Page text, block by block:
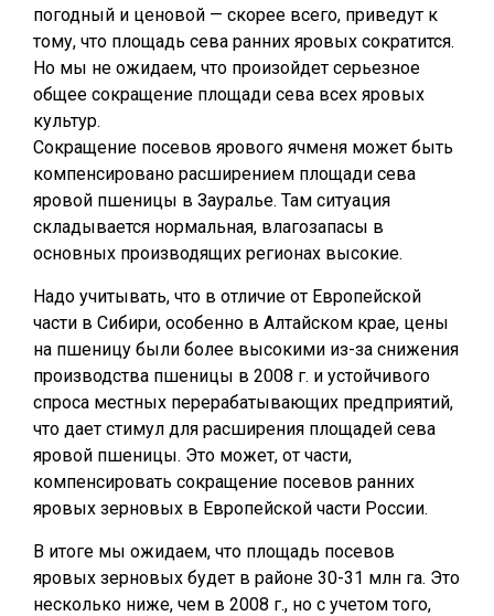
погодный и ценовой — скорее всего, приведут к
тому, что площадь сева ранних яровых сократится.
Но мы не ожидаем, что произойдет серьезное
общее сокращение площади сева всех яровых
культур.
Сокращение посевов ярового ячменя может быть
компенсировано расширением площади сева
яровой пшеницы в Зауралье. Там ситуация
складывается нормальная, влагозапасы в
основных производящих регионах высокие.
Надо учитывать, что в отличие от Европейской
части в Сибири, особенно в Алтайском крае, цены
на пшеницу были более высокими из-за снижения
производства пшеницы в 2008 г. и устойчивого
спроса местных перерабатывающих предприятий,
что дает стимул для расширения площадей сева
яровой пшеницы. Это может, от части,
компенсировать сокращение посевов ранних
яровых зерновых в Европейской части России.
В итоге мы ожидаем, что площадь посевов
яровых зерновых будет в районе 30-31 млн га. Это
несколько ниже, чем в 2008 г., но с учетом того,